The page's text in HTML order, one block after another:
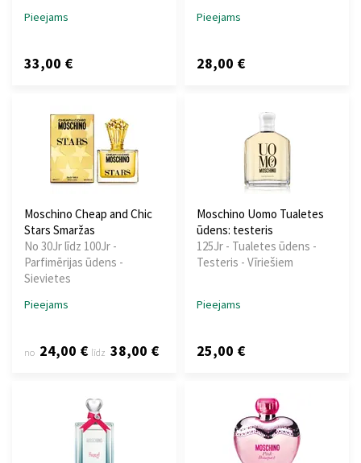
Pieejams
33,00 €
Pieejams
28,00 €
Moschino Cheap and Chic
Stars Smaržas
No 30Jr līdz 100Jr -
Parfimērijas ūdens -
Sievietes
Pieejams
no 24,00 € līdz 38,00 €
Moschino Uomo Tualetes
ūdens: testeris
125Jr - Tualetes ūdens -
Testeris - Vīriešiem
Pieejams
25,00 €